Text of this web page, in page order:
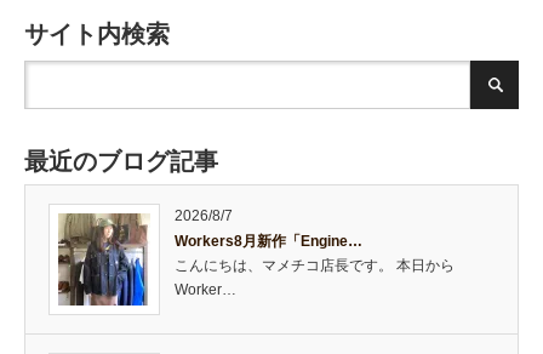
サイト内検索
最近のブログ記事
2026/8/7
Workers8月新作「Engine…
こんにちは、マメチコ店長です。 本日から
Worker…